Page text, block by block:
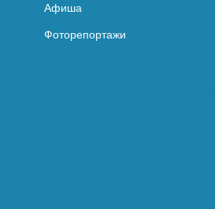
Афиша
Фоторепортажи